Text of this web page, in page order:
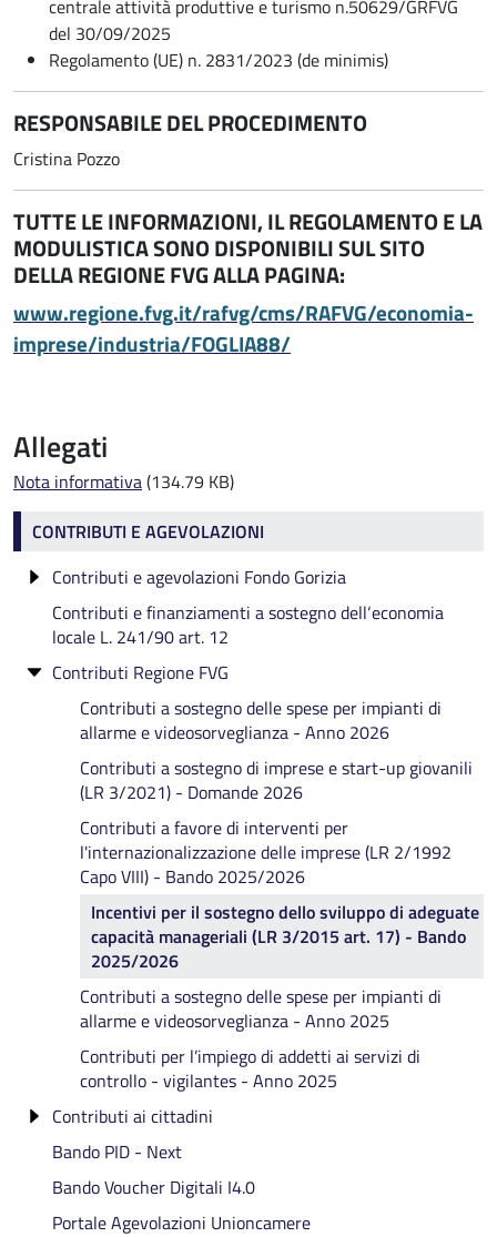
centrale attività produttive e turismo n.50629/GRFVG
del 30/09/2025
Regolamento (UE) n. 2831/2023 (de minimis)
RESPONSABILE DEL PROCEDIMENTO
Cristina Pozzo
TUTTE LE INFORMAZIONI, IL REGOLAMENTO E LA
MODULISTICA SONO DISPONIBILI SUL SITO
DELLA REGIONE FVG ALLA PAGINA:
www.regione.fvg.it/rafvg/cms/RAFVG/economia-
imprese/industria/FOGLIA88/
Allegati
Nota informativa(134.79 KB)
Contributi e agevolazioni
CONTRIBUTI E AGEVOLAZIONI
Contributi e agevolazioni Fondo Gorizia
CONTRIBUTI A REALTÀ SOCIO-ECONOMICHE -
INTERVENTI PER LA PROMOZIONE
DELL'ECONOMIA DELLA PROVINCIA 2025
CONTRIBUTI A REALTÀ SOCIO-ECONOMICHE -
INTERVENTI PER LA REALIZZAZIONE DI
INFRASTRUTTURE PUBBLICHE 2025
CONTRIBUTI PER INIZIATIVE REALIZZATE DAI
PRINCIPALI COMUNI TURISTICI 2025
Contributi e finanziamenti a sostegno dell‘economia
locale L. 241/90 art. 12
Contributi Regione FVG
Contributi a sostegno delle spese per impianti di
allarme e videosorveglianza - Anno 2026
Contributi a sostegno di imprese e start-up giovanili
(LR 3/2021) - Domande 2026
Contributi a favore di interventi per
l'internazionalizzazione delle imprese (LR 2/1992
Capo VIII) - Bando 2025/2026
Incentivi per il sostegno dello sviluppo di adeguate
capacità manageriali (LR 3/2015 art. 17) - Bando
2025/2026
Contributi a sostegno delle spese per impianti di
allarme e videosorveglianza - Anno 2025
Contributi per l’impiego di addetti ai servizi di
controllo - vigilantes - Anno 2025
Contributi ai cittadini
Contributi per l'acquisto e l'installazione di
generatori e pompe di calore
Agevolazioni Regionali Carburanti
Bando PID - Next
Bando Voucher Digitali I4.0
Portale Agevolazioni Unioncamere